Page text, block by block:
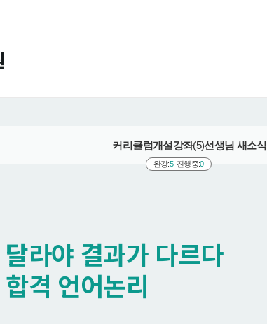
커리큘럼개설강좌(5)
완강:5 진행중:0
선생님 새소식
라야 결과가 다르다
격 언어논리